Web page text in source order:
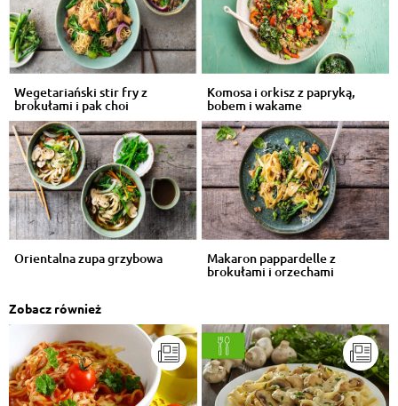
Wegetariański stir fry z
brokułami i pak choi
Komosa i orkisz z papryką,
bobem i wakame
Orientalna zupa grzybowa Makaron pappardelle z
brokułami i orzechami
Zobacz również